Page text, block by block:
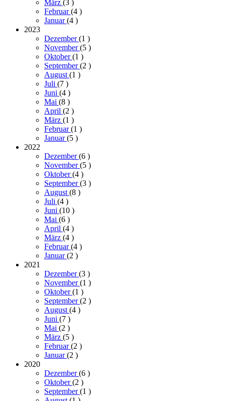
März (3 )
Februar(4 )
Januar(4 )
2023
Dezember(1 )
November(5 )
Oktober(1 )
September(2 )
August (1 )
Juli (7 )
Juni (4 )
Mai (8 )
April (2 )
März (1 )
Februar(1 )
Januar(5 )
2022
Dezember(6 )
November(5 )
Oktober(4 )
September(3 )
August (8 )
Juli (4 )
Juni (10 )
Mai (6 )
April (4 )
März (4 )
Februar(4 )
Januar(2 )
2021
Dezember(3 )
November(1 )
Oktober(1 )
September(2 )
August (4 )
Juni (7 )
Mai (2 )
März (5 )
Februar(2 )
Januar(2 )
2020
Dezember(6 )
Oktober(2 )
September(1 )